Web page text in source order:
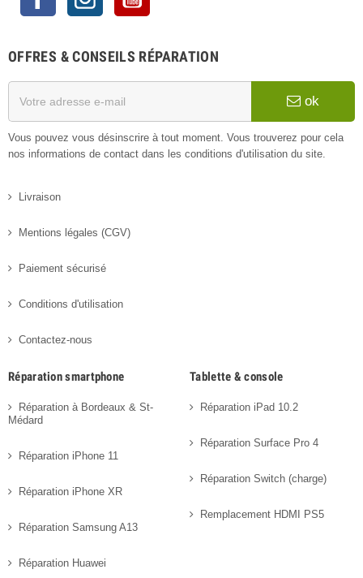
OFFRES & CONSEILS RÉPARATION
ok
Vous pouvez vous désinscrire à tout moment. Vous trouverez pour cela
nos informations de contact dans les conditions d'utilisation du site.
Livraison
Mentions légales (CGV)
Paiement sécurisé
Conditions d'utilisation
Contactez-nous
Réparation smartphone
Réparation à Bordeaux & St-
Médard
Réparation iPhone 11
Réparation iPhone XR
Réparation Samsung A13
Réparation Huawei
Tablette & console
Réparation iPad 10.2
Réparation Surface Pro 4
Réparation Switch (charge)
Remplacement HDMI PS5